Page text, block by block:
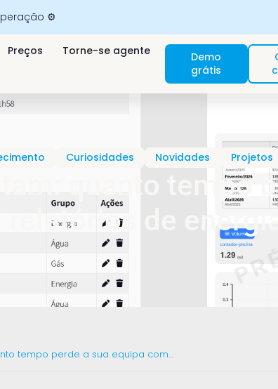
⚙️
Preços Torne-se agente
Demo
grátis
Curiosidades Novidades Projetos
quanto tempo
relatórios de
tempo perde a sua equipa com…